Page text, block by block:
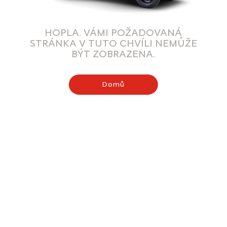
HOPLA. VÁMI POŽADOVANÁ
STRÁNKA V TUTO CHVÍLI NEMŮŽE
BÝT ZOBRAZENA.
Domů